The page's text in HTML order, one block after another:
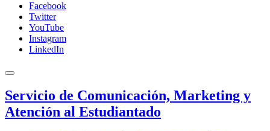
Facebook
Twitter
YouTube
Instagram
LinkedIn
Servicio de Comunicación, Marketing y
Atención al Estudiantado